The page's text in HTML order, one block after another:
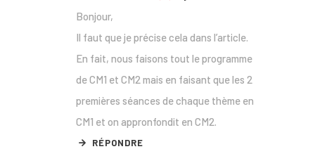
Bonjour,
Il faut que je précise cela dans l’article.
En fait, nous faisons tout le programme
de CM1 et CM2 mais en faisant que les 2
premières séances de chaque thème en
CM1 et on appronfondit en CM2.
RÉPONDRE